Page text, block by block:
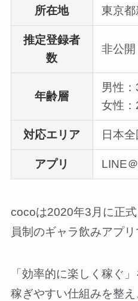
所在地 東京
推定登録者
数
非公開
年齢層
男性
女性
対応エリア 日本全
アプリ LINE＠
cocoは2020年3月に正
員制のギャラ飲みアプリ
「効率的に楽しく稼ぐ
稼ぎやすい仕組みを整